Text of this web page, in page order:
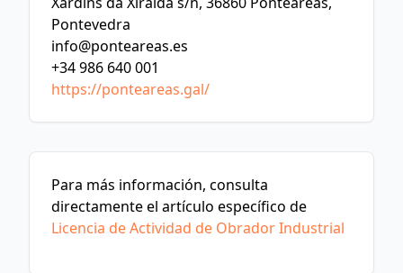
Pontevedra
info@ponteareas.es
+34 986 640 001
https://ponteareas.gal/
Para más información, consulta
directamente el artículo específico de
Licencia de Actividad de Obrador Industrial